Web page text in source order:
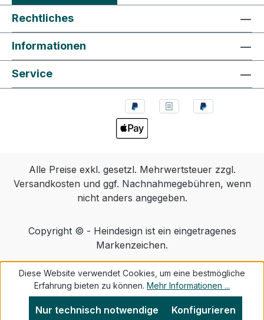
Rechtliches
Informationen
Service
Alle Preise exkl. gesetzl. Mehrwertsteuer zzgl.
Versandkosten und ggf. Nachnahmegebühren, wenn
nicht anders angegeben.
Copyright © - Heindesign ist ein eingetragenes
Markenzeichen.
Diese Website verwendet Cookies, um eine bestmögliche
Erfahrung bieten zu können. Mehr Informationen ...
Nur technisch notwendige Konfigurieren